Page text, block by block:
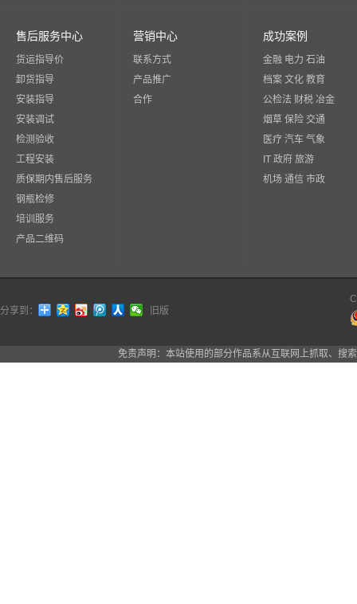
售后服务中心
货运指导价
卸货指导
安装指导
安装调试
检测验收
工程安装
质保期内售后服务
钢瓶检修
培训服务
产品二维码
营销中心
联系方式
产品推广
合作
成功案例
金融 电力 石油
档案 文化 教育
公检法 财税 冶金
烟草 保险 交通
医疗 汽车 气象
IT 政府 旅游
机场 通信 市政
分享到： 旧版
免责声明：本站使用的部分作品系从互联网上抓取、搜